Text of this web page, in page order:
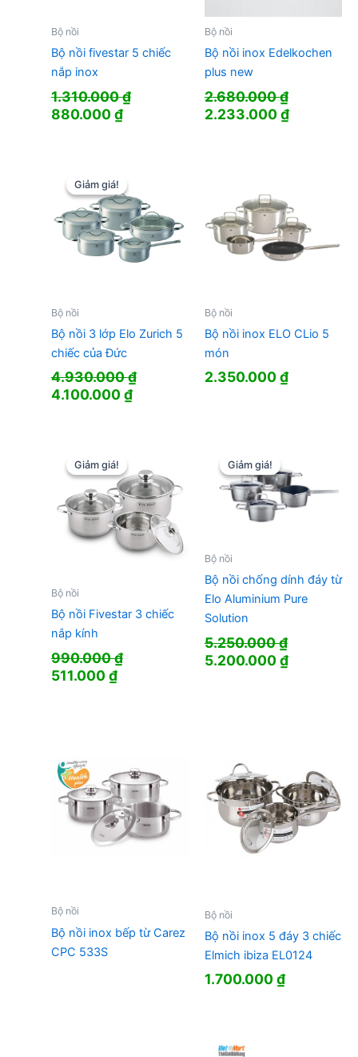
Bộ nồi
Bộ nồi fivestar 5 chiếc
nắp inox
1.310.000₫
Giá
880.000₫Giá
880.000 ₫.
Bộ nồi
Bộ nồi inox Edelkochen
plus new
2.680.000₫
Giá
2.233.000₫Giá
Giảm giá!
Giảm giá!
Bộ nồi
Bộ nồi 3 lớp Elo Zurich 5
chiếc của Đức
4.930.000₫
Giá
4.100.000₫Giá
Bộ nồi
Bộ nồi inox ELO CLio 5
món
2.350.000₫
Giảm giá!
Giảm giá!
Bộ nồi
Bộ nồi Fivestar 3 chiếc
nắp kính
990.000₫
Giá
511.000₫Giá
Giảm giá!
Giảm giá!
Bộ nồi
Bộ nồi chống dính đáy từ
Elo Aluminium Pure
Solution
5.250.000₫
Giá
5.200.000₫Giá
Bộ nồi
Bộ nồi inox bếp từ Carez
CPC 533S
Bộ nồi
Bộ nồi inox 5 đáy 3 chiếc
Elmich ibiza EL0124
1.700.000₫